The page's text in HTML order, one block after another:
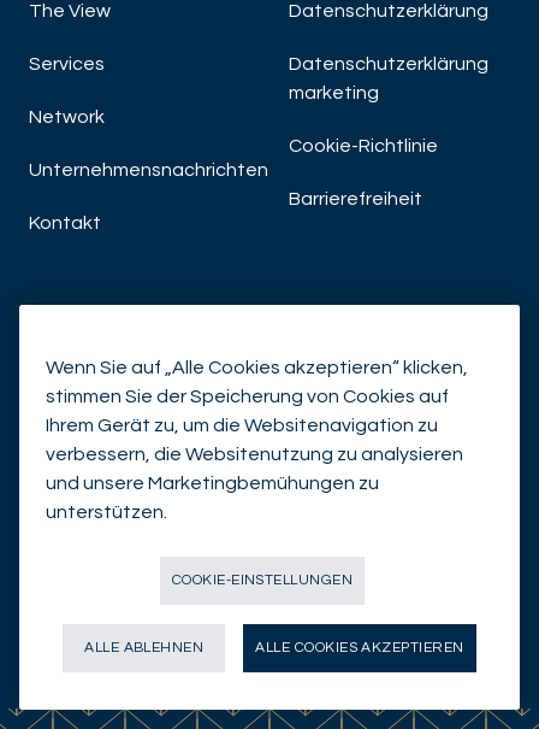
The View
Services
Network
Unternehmensnachrichten
Kontakt
Datenschutzerklärung
Datenschutzerklärung
marketing
Cookie-Richtlinie
Barrierefreiheit
KONTAKTIEREN SIE UNS
© Mirabaud Group 2026
Wenn Sie auf „Alle Cookies akzeptieren“ klicken,
stimmen Sie der Speicherung von Cookies auf
Ihrem Gerät zu, um die Websitenavigation zu
verbessern, die Websitenutzung zu analysieren
und unsere Marketingbemühungen zu
unterstützen.
COOKIE-EINSTELLUNGEN
ALLE ABLEHNEN ALLE COOKIES AKZEPTIEREN